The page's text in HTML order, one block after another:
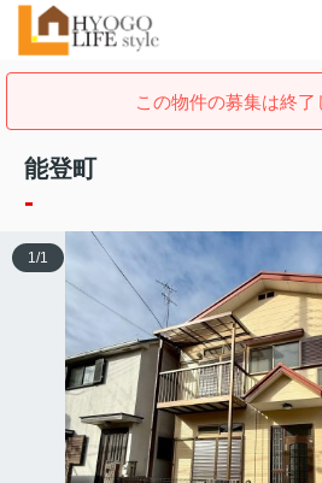
この物件の募集は終了
能登町
-
1/1